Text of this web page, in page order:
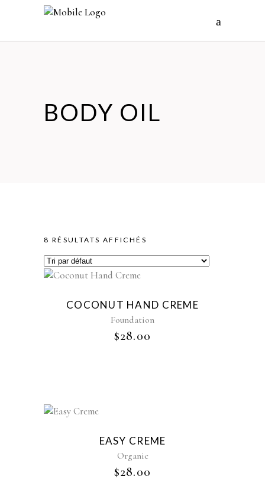
BODY OIL
8 RÉSULTATS AFFICHÉS
COCONUT HAND CREME
Foundation
$28.00
EASY CREME
Organic
$28.00